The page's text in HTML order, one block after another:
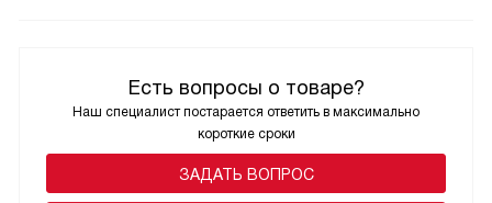
Есть вопросы о товаре?
Наш специалист постарается ответить в максимально
короткие сроки
ЗАДАТЬ ВОПРОС